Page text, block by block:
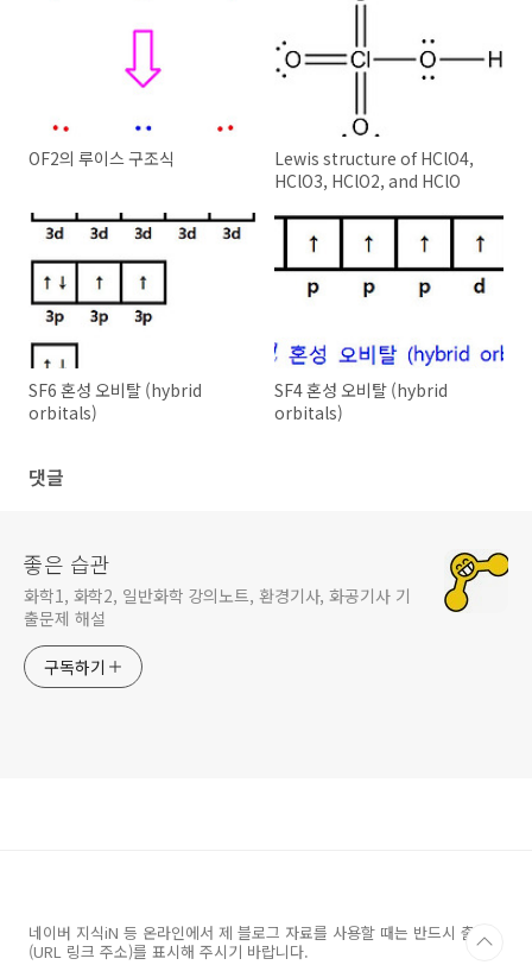
OF2의 루이스 구조식
Lewis structure of HClO4,
HClO3, HClO2, and HClO
SF6 혼성 오비탈 (hybrid
orbitals)
SF4 혼성 오비탈 (hybrid
orbitals)
댓글
좋은 습관
화학1, 화학2, 일반화학 강의노트, 환경기사, 화공기사 기
출문제 해설
구독하기
네이버 지식iN 등 온라인에서 제 블로그 자료를 사용할 때는 반드시 출처
(URL 링크 주소)를 표시해 주시기 바랍니다.